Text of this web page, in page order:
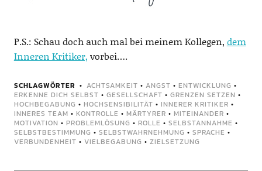
P.S.: Schau doch auch mal bei meinem Kollegen, dem
Inneren Kritiker, vorbei….
SCHLAGWÖRTER ACHTSAMKEIT • ANGST • ENTWICKLUNG •
ERKENNE DICH SELBST • GESELLSCHAFT • GRENZEN SETZEN •
HOCHBEGABUNG • HOCHSENSIBILITÄT • INNERER KRITIKER •
INNERES TEAM • KONTROLLE • MÄRTYRER • MITEINANDER •
MOTIVATION • PROBLEMLÖSUNG • ROLLE • SELBSTANNAHME •
SELBSTBESTIMMUNG • SELBSTWAHRNEHMUNG • SPRACHE •
VERBUNDENHEIT • VIELBEGABUNG • ZIELSETZUNG